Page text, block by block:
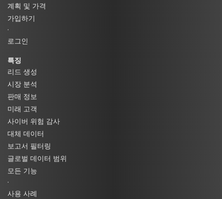
계획 및 가격
가입하기
·
로그인
특징
리드 생성
시장 분석
판매 정보
미래 고객
사이버 위험 감사
대체 데이터
보고서 필터링
글로벌 데이터 범위
모든 기능
·
사용 사례